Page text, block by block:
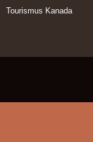
Tourismus Kanada